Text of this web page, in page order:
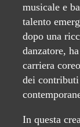
musicale e
talento
dopo una
danzatore,
carriera
dei
In questa